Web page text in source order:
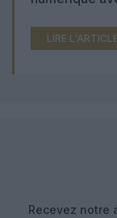
LIRE L'ARTICLE
Recevez notre